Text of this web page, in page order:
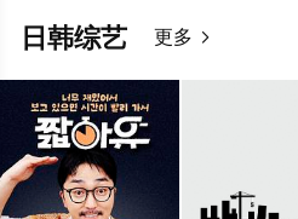
日韩综艺 更多 